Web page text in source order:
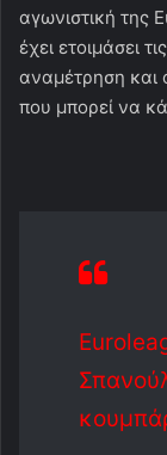
αγωνιστική της
έχει ετοιμάσει
αναμέτρηση
που μπορεί να